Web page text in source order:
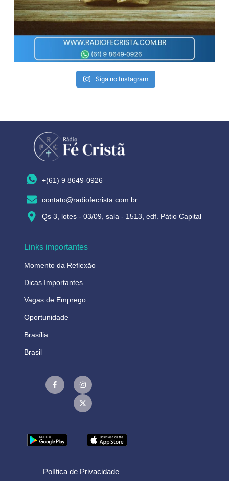
Siga no Instagram
+(61) 9 8649-0926
contato@radiofecrista.com.br
Qs 3, lotes - 03/09, sala - 1513, edf. Pátio Capital
Links importantes
Momento da Reflexão
Dicas Importantes
Vagas de Emprego
Oportunidade
Brasília
Brasil
Política de Privacidade